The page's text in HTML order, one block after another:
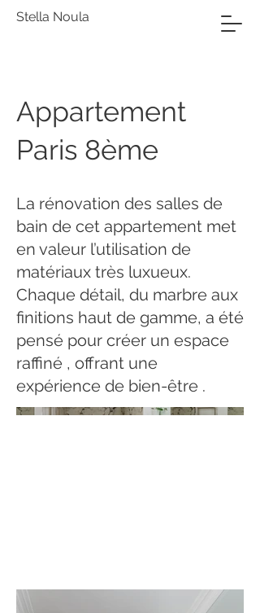
Stella Noula
Appartement
Paris 8ème
La rénovation des salles de
bain de cet appartement met
en valeur l’utilisation de
matériaux très luxueux.
Chaque détail, du marbre aux
finitions haut de gamme, a été
pensé pour créer un espace
raffiné , offrant une
expérience de bien-être .